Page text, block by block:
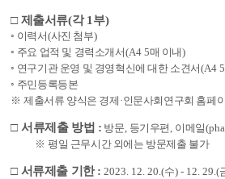
□ 제출서류(각1 부)
◦ 이력서 (사진 첨부)
◦ 주요 업적 및 경력소개서 (A4 5매 이내)
◦ 연구기관 운영 및 경영혁신에 대한 소견서(A4 5
◦ 주민등록등본
※ 제출서류 양식은 경제 ·인문사회연구회 홈페
□ 서류제출 방법 : 방문, 등기우편 , 이메일
※ 평일 근무시간 외에는 방문제출 불가
□ 서류제출 기한: 2023. 12. 20.(수) - 12. 29.(